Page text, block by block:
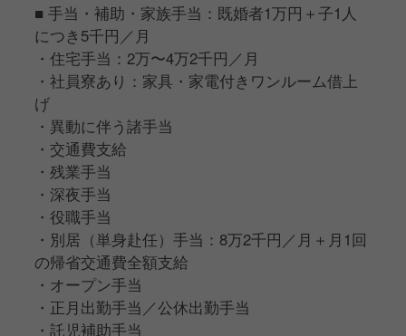
■ 手当・補助・家族手当：既婚者1万円＋子1人
につき5千円／月
・住宅手当：2万〜4万2千円／月
・社員寮あり：家具・家電付きワンルーム借上
げ
・異動に伴う諸手当
・交通費支給
・残業手当
・深夜手当
・役職手当
・別居（単身赴任）手当：8万2千円／月＋月1回
の帰省交通費全額支給
・オープン手当
・正月出勤手当／公休出勤手当
・託児補助手当